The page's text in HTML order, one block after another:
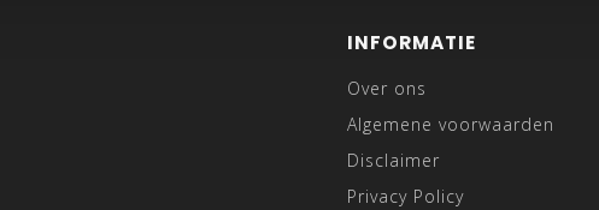
INFORMATIE
Over ons
Algemene voorwaarden
Disclaimer
Privacy Policy